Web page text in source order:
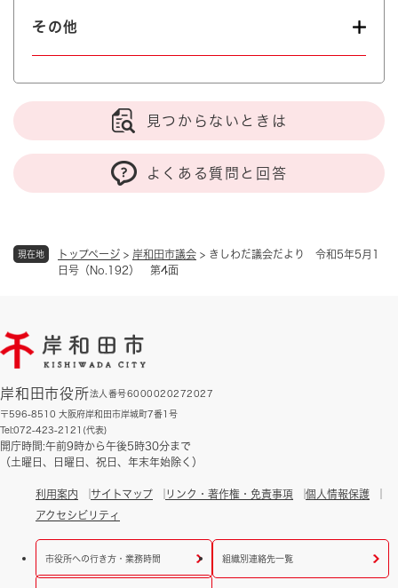
現在地 トップページ > 岸和田市議会 > きしわだ議会だより 令和5年5月1
日号（No.192） 第4面
その他
見つからないときは
よくある質問と回答
岸和田市役所法人番号6000020272027
〒596-8510 大阪府岸和田市岸城町7番1号
Tel:072-423-2121(代表)
開庁時間:午前9時から午後5時30分まで
（土曜日、日曜日、祝日、年末年始除く）
利用案内 サイトマップ リンク・著作権・免責事項
個人情報保護
アクセシビリティ
市役所への行き方・業務時間 組織別連絡先一覧